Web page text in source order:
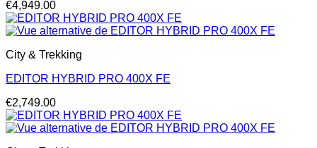
€4,949.00
City & Trekking
EDITOR HYBRID PRO 400X FE
€2,749.00